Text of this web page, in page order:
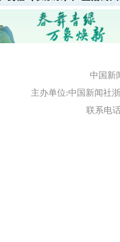
中国新
主办单位:中国新闻社
联系电